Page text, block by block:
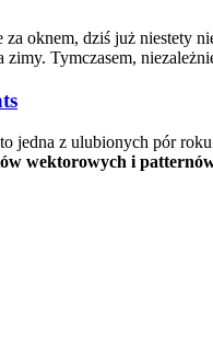
oknem, dziś już niestety
zimy. Tymczasem,
jedna z ulubionych pór
wektorowych i